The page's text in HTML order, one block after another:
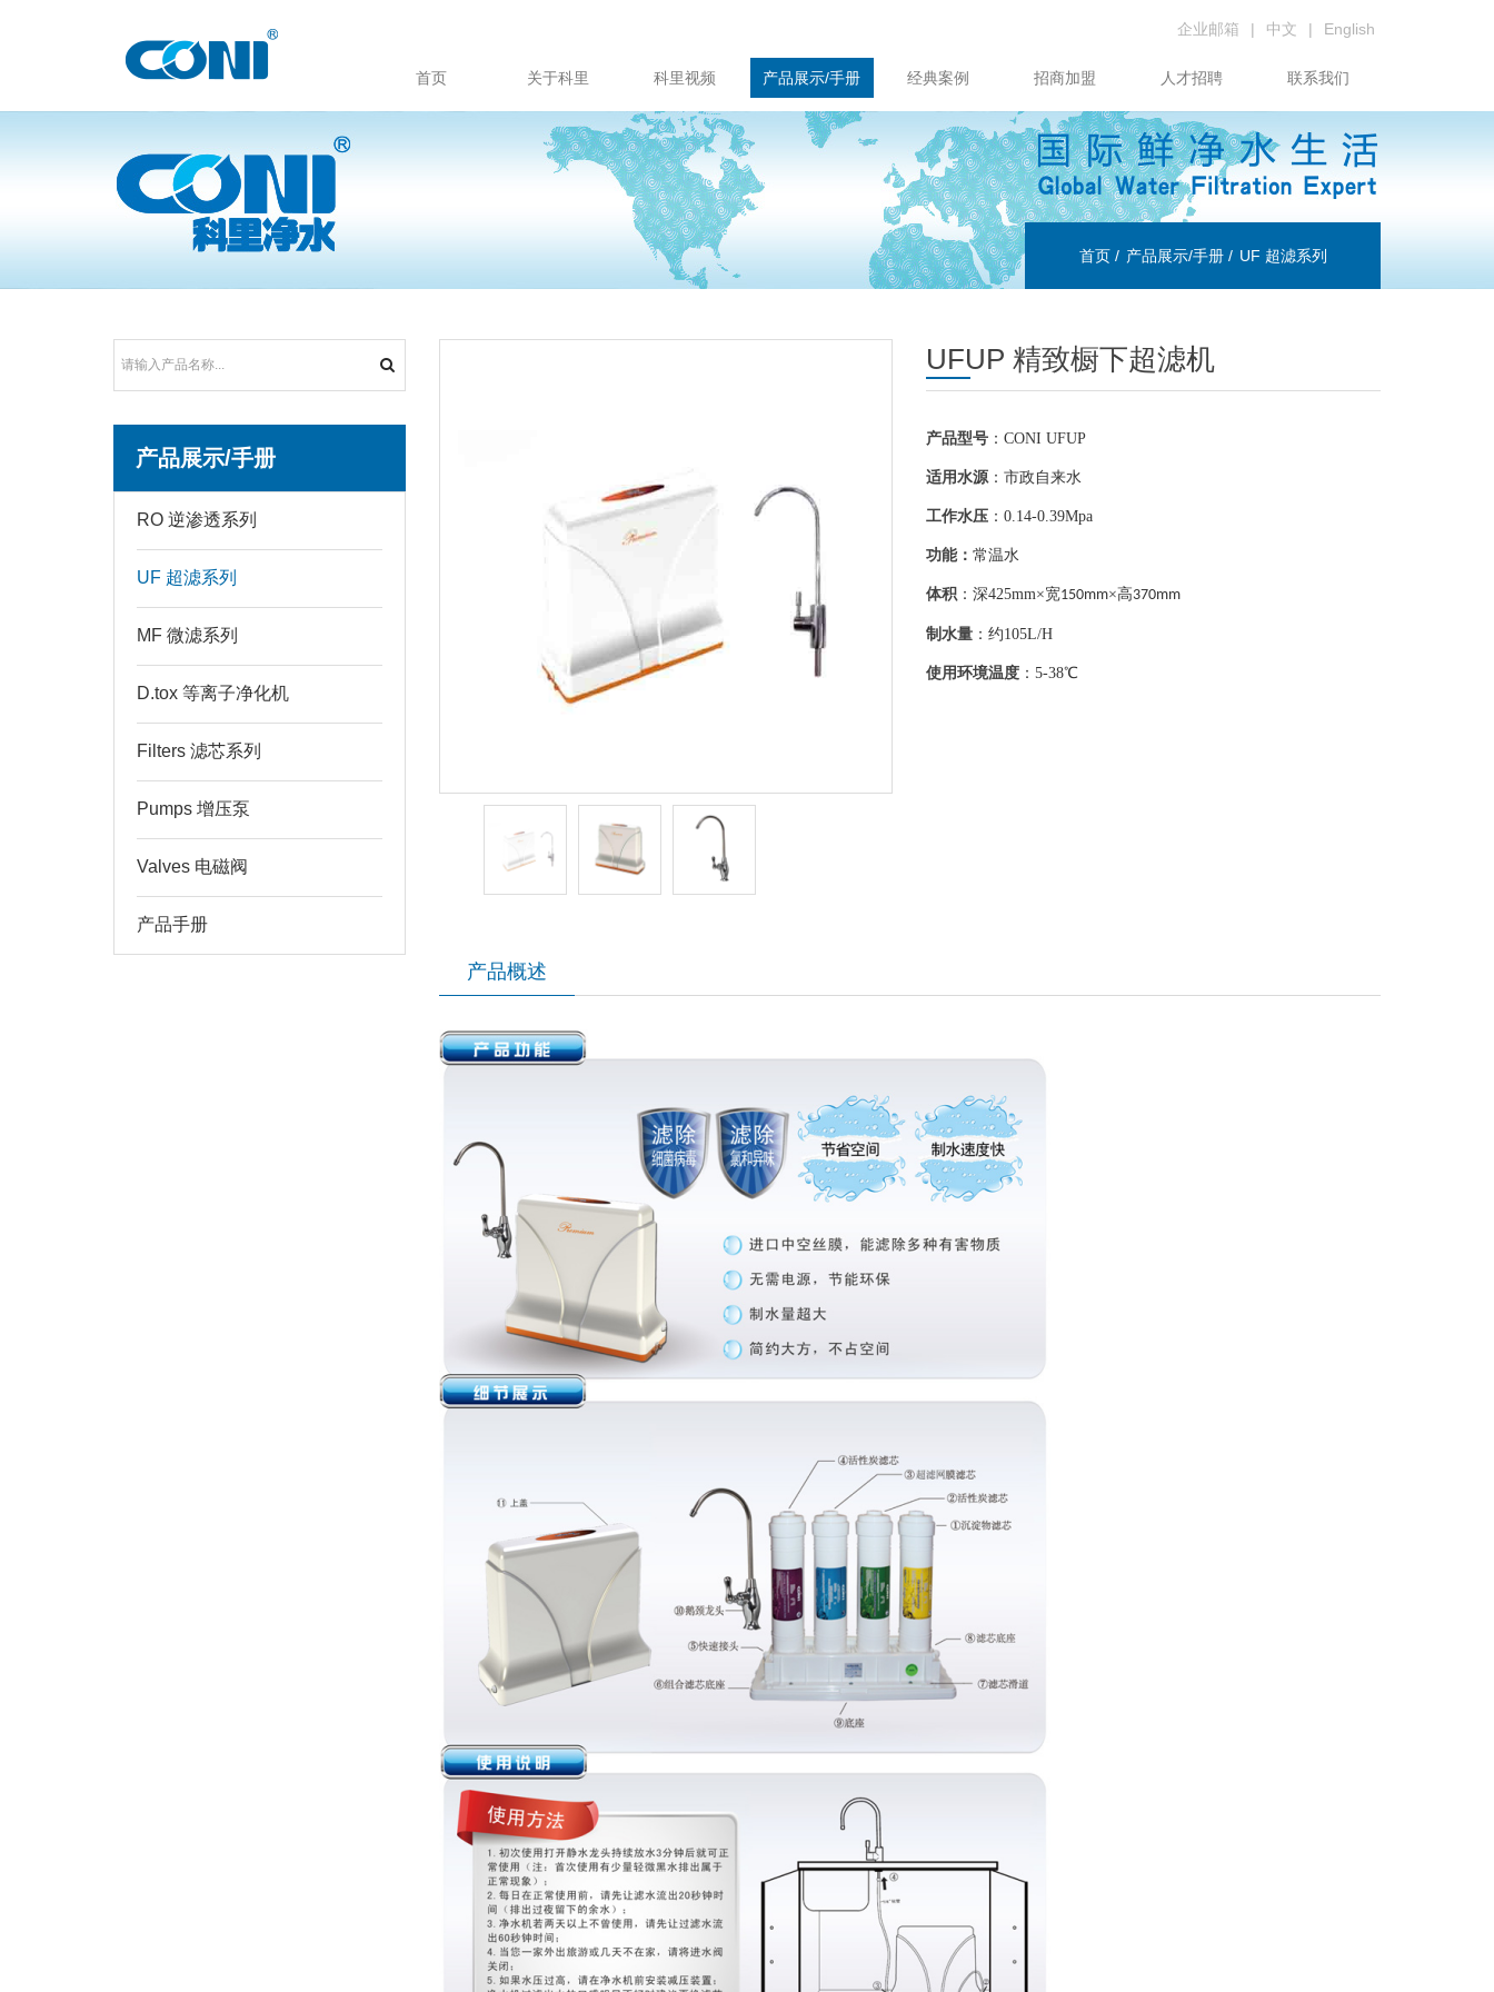
首页 关于科里 科里视频 产品展示/手册 经典案例 招商加盟 人才招聘 联系我们
企业邮箱 | 中文 | English
首页 产品展示/手册 UF 超滤系列
UFUP 精致橱下超滤机
产品型号 ：CONI UFUP
适用水源：市政自来水
工作水压 ：0.14-0.39Mpa
功能：常温水
体积 ：深425mm×宽150mm×高370mm
制水量 ：约105L/H
使用环境温度 ：5-38℃
产品概述
产品展示/手册
RO 逆渗透系列
UF 超滤系列
MF 微滤系列
D.tox 等离子净化机
Filters 滤芯系列
Pumps 增压泵
Valves 电磁阀
产品手册